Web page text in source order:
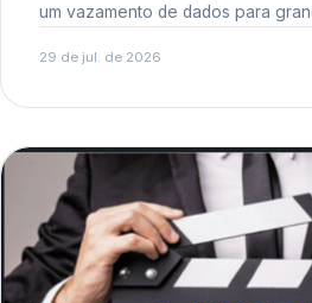
um vazamento de dados para
reputacional e o risco regulatório
29 de jul. de 2026